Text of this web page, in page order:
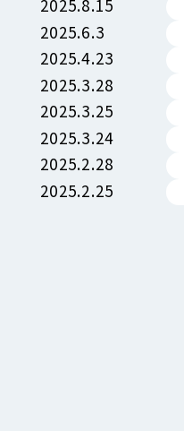
2025.8.15
2025.6.3
2025.4.23
2025.3.28
2025.3.25
2025.3.24
2025.2.28
2025.2.25